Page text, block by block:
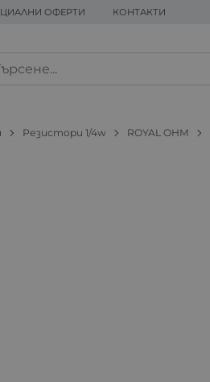
ОФЕРТИ КОНТАКТИ
Резистори 1/4w ROYAL OHM